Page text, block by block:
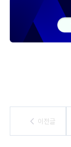
이전글
이전글